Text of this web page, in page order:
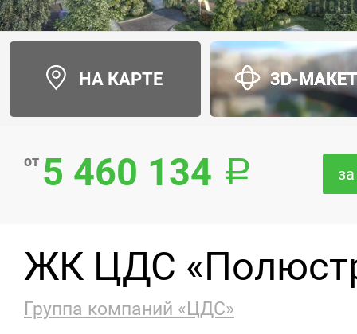
НА КАРТЕ 3D-
от 5 460 134
ЖК ЦДС
Группа компаний «ЦДС»